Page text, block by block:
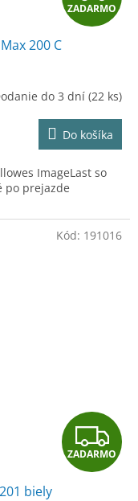
A
A
R
M
ZADARMO
200 C
do 3 dní (22 ks)
Do košíka
ImageLast so
po prejazde
Z
A
ZADARMO
biely
Kód: 191016